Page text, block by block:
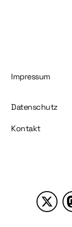
Impressum
Datenschutz
Kontakt